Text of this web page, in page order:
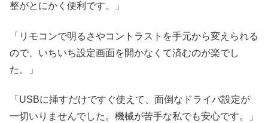
整がとにかく便利です。」
「リモコンで明るさやコントラストを手元から変えられる
ので、いちいち設定画面を開かなくて済むのが楽でし
た。」
「USBに挿すだけですぐ使えて、面倒なドライバ設定が
一切いりませんでした。機械が苦手な私でも安心です。」